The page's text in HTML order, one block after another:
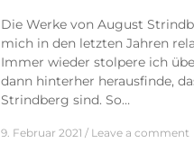
Die Werke von August
mich in den letzten Jahren
Immer wieder stolpere ich
dann hinterher herausfinde,
Strindberg sind. So…
9. Februar 2021 Leave a comment